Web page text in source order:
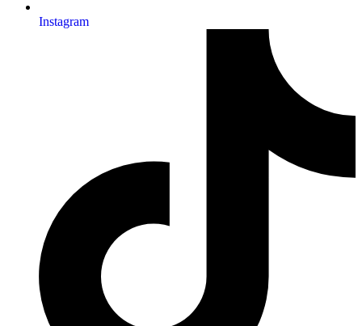
Instagram